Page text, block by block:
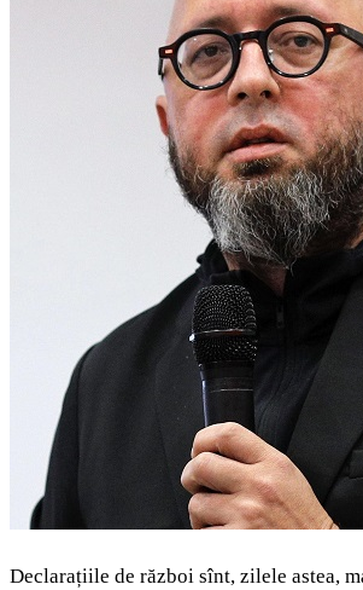
Declarațiile de război sînt, zilele astea,